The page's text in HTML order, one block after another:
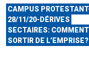
CAMPUS
28/11/20-DÉRIVES
SECTAIRES: COMMENT
SORTIR DE L’EMPRISE?